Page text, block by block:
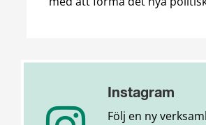
Instagram
Följ en ny